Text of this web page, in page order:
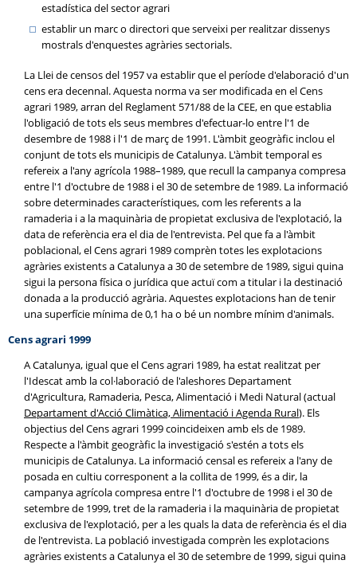
estadística del sector agrari
establir un marc o directori que serveixi per realitzar dissenys
mostrals d'enquestes agràries sectorials.
La Llei de censos del 1957 va establir que el període d'elaboració d'un
cens era decennal. Aquesta norma va ser modificada en el Cens
agrari 1989, arran del Reglament 571/88 de la CEE, en que establia
l'obligació de tots els seus membres d'efectuar-lo entre l'1 de
desembre de 1988 i l'1 de març de 1991. L'àmbit geogràfic inclou el
conjunt de tots els municipis de Catalunya. L'àmbit temporal es
refereix a l'any agrícola 1988–1989, que recull la campanya compresa
entre l'1 d'octubre de 1988 i el 30 de setembre de 1989. La informació
sobre determinades característiques, com les referents a la
ramaderia i a la maquinària de propietat exclusiva de l'explotació, la
data de referència era el dia de l'entrevista. Pel que fa a l'àmbit
poblacional, el Cens agrari 1989 comprèn totes les explotacions
agràries existents a Catalunya a 30 de setembre de 1989, sigui quina
sigui la persona física o jurídica que actuï com a titular i la destinació
donada a la producció agrària. Aquestes explotacions han de tenir
una superfície mínima de 0,1 ha o bé un nombre mínim d'animals.
Cens agrari 1999
A Catalunya, igual que el Cens agrari 1989, ha estat realitzat per
l'Idescat amb la col·laboració de l'aleshores Departament
d'Agricultura, Ramaderia, Pesca, Alimentació i Medi Natural (actual
Departament d'Acció Climàtica, Alimentació i Agenda Rural). Els
objectius del Cens agrari 1999 coincideixen amb els de 1989.
Respecte a l'àmbit geogràfic la investigació s'estén a tots els
municipis de Catalunya. La informació censal es refereix a l'any de
posada en cultiu corresponent a la collita de 1999, és a dir, la
campanya agrícola compresa entre l'1 d'octubre de 1998 i el 30 de
setembre de 1999, tret de la ramaderia i la maquinària de propietat
exclusiva de l'explotació, per a les quals la data de referència és el dia
de l'entrevista. La població investigada comprèn les explotacions
agràries existents a Catalunya el 30 de setembre de 1999, sigui quina